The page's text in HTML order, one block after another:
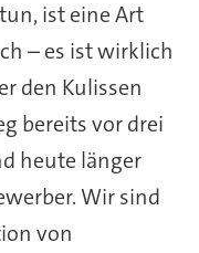
ist eine Art
– es ist wirklich
den Kulissen
bereits vor drei
heute länger
Wir sind
von